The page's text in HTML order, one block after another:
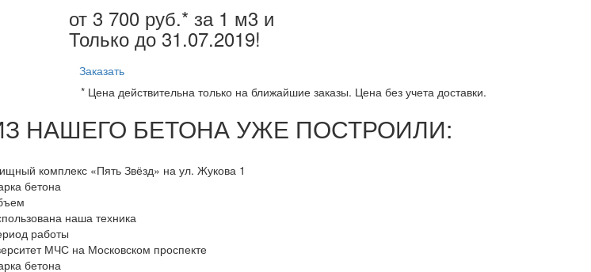
от 3 700 руб.* за 1 м3 и
Только до31.07.2019!
Заказать
* Цена действительна только на ближайшие заказы. Цена без учета доставки.
НАШЕГО БЕТОНА УЖЕ ПОСТРОИЛИ:
комплекс «Пять Звёзд» на ул. Жукова 1
бетона
наша техника
работы
МЧС на Московском проспекте
бетона